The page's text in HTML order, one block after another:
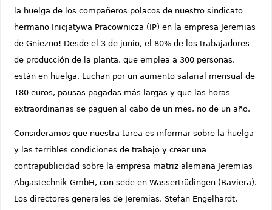
la huelga de los compañeros polacos de nuestro sindicato
hermano Inicjatywa Pracownicza (IP) en la empresa Jeremias
de Gniezno! Desde el 3 de junio, el 80% de los trabajadores
de producción de la planta, que emplea a 300 personas,
están en huelga. Luchan por un aumento salarial mensual de
180 euros, pausas pagadas más largas y que las horas
extraordinarias se paguen al cabo de un mes, no de un año.
Consideramos que nuestra tarea es informar sobre la huelga
y las terribles condiciones de trabajo y crear una
contrapublicidad sobre la empresa matriz alemana Jeremias
Abgastechnik GmbH, con sede en Wassertrüdingen (Baviera).
Los directores generales de Jeremias, Stefan Engelhardt,